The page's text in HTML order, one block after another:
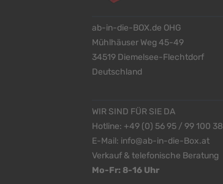
ab-in-die-BOX.de OHG
Mühlhäuser Weg 45-49
34519 Diemelsee-Flechtdorf
Deutschland
WIR SIND FÜR SIE DA
Hotline: +49 (0) 56 95 / 99 100 38
E-Mail: info@ab-in-die-Box.at
Verkauf & telefonische Beratung
Mo-Fr: 8-16 Uhr